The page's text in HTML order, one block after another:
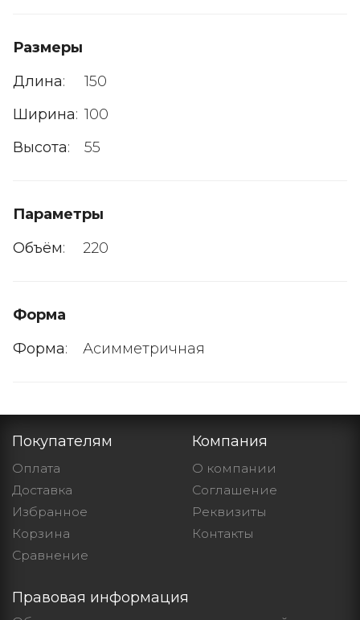
Размеры
Длина:
150
Ширина: 100
Высота: 55
Параметры
Объём: 220
Форма
Форма: Асимметричная
Покупателям
Оплата
Доставка
Избранное
Корзина
Сравнение
Компания
О компании
Cоглашение
Реквизиты
Контакты
Правовая информация